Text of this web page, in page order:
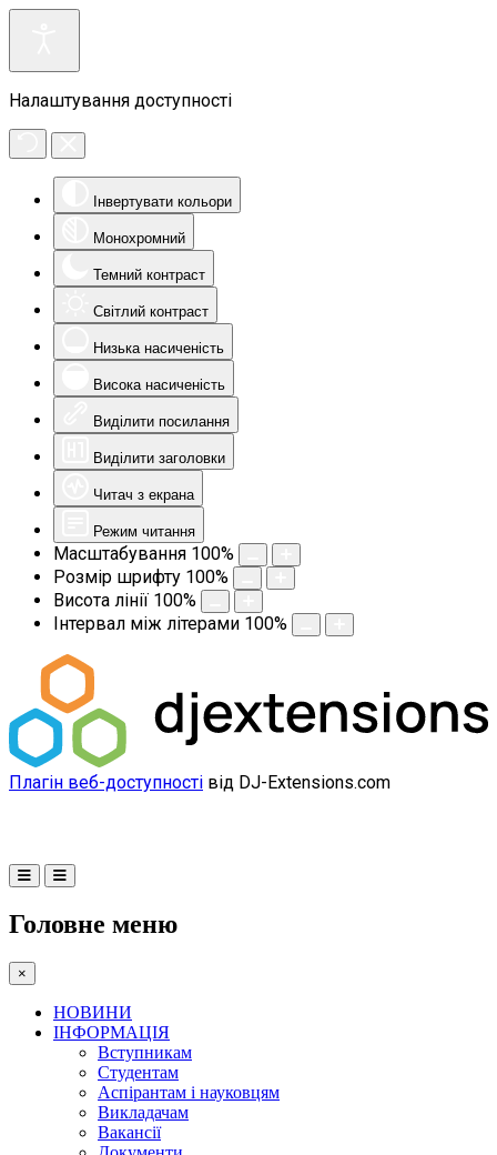
Налаштування доступності
Інвертувати кольори
Монохромний
Темний контраст
Світлий контраст
Низька насиченість
Висока насиченість
Виділити посилання
Виділити заголовки
Читач з екрана
Режим читання
Масштабування 100%
Розмір шрифту 100%
Висота лінії 100%
Інтервал між літерами 100%
Плагін веб-доступності від DJ-Extensions.com
Головне меню
×
НОВИНИ
ІНФОРМАЦІЯ
Вступникам
Студентам
Аспірантам і науковцям
Викладачам
Вакансії